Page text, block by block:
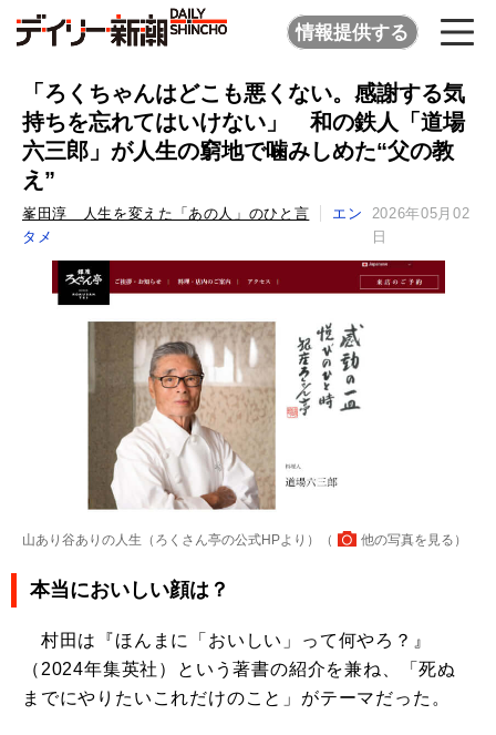
情報提供する
「ろくちゃんはどこも悪くない。感謝する気
持ちを忘れてはいけない」 和の鉄人「道場
六三郎」が人生の窮地で噛みしめた“父の教
え”
峯田淳 人生を変えた「あの人」のひと言
エン
タメ
2026年05月02
日
山あり谷ありの人生（ろくさん亭の公式HPより）（ 他の写真を見る ）
本当においしい顔は？
村田は『ほんまに「おいしい」って何やろ？』
（2024年集英社）という著書の紹介を兼ね、「死ぬ
までにやりたいこれだけのこと」がテーマだった。